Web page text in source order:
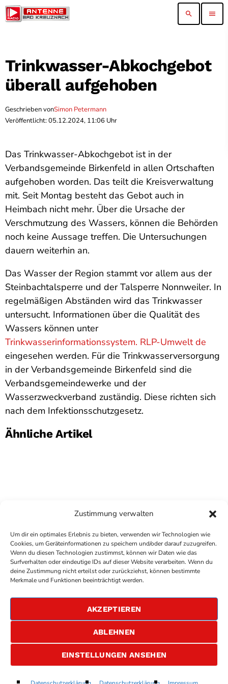
Zustimmung verwalten
Um dir ein optimales Erlebnis zu bieten, verwenden wir Technologien wie
Cookies, um Geräteinformationen zu speichern und/oder darauf zuzugreifen.
Wenn du diesen Technologien zustimmst, können wir Daten wie das
Surfverhalten oder eindeutige IDs auf dieser Website verarbeiten. Wenn du
deine Zustimmung nicht erteilst oder zurückziehst, können bestimmte
Merkmale und Funktionen beeinträchtigt werden.
AKZEPTIEREN
ABLEHNEN
EINSTELLUNGEN ANSEHEN
ELECTRIFIED
search menu
Trinkwasser-Abkochgebot
überall aufgehoben
Geschrieben vonSimon Petermann
Veröffentlicht: 05.12.2024, 11:06 Uhr
Das Trinkwasser-Abkochgebot ist in der
Verbandsgemeinde Birkenfeld in allen Ortschaften
aufgehoben worden. Das teilt die Kreisverwaltung
mit. Seit Montag besteht das Gebot auch in
Heimbach nicht mehr. Über die Ursache der
Verschmutzung des Wassers, können die Behörden
noch keine Aussage treffen. Die Untersuchungen
dauern weiterhin an.
Das Wasser der Region stammt vor allem aus der
Steinbachtalsperre und der Talsperre Nonnweiler. In
regelmäßigen Abständen wird das Trinkwasser
untersucht. Informationen über die Qualität des
Wassers können unter
Trinkwasserinformationssystem. RLP-Umwelt de
eingesehen werden. Für die Trinkwasserversorgung
in der Verbandsgemeinde Birkenfeld sind die
Verbandsgemeindewerke und der
Wasserzweckverband zuständig. Diese richten sich
nach dem Infektionsschutzgesetz.
Ähnliche Artikel
COPYRIGHTANTENNE BAD KREUZNACH
DATENSCHUTZERKLÄRUNG
ALLGEMEINE GESCHÄFTSBEDINGUNGEN
GEWINNSPIELBEDINGUNGEN